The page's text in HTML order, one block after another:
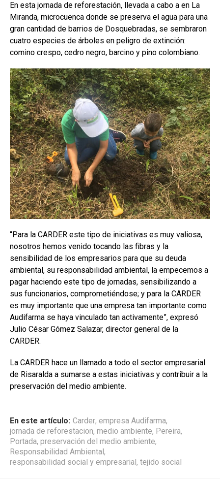
En esta jornada de reforestación, llevada a cabo a en La
Miranda, microcuenca donde se preserva el agua para una
gran cantidad de barrios de Dosquebradas, se sembraron
cuatro especies de árboles en peligro de extinción:
comino crespo, cedro negro, barcino y pino colombiano.
“Para la CARDER este tipo de iniciativas es muy valiosa,
nosotros hemos venido tocando las fibras y la
sensibilidad de los empresarios para que su deuda
ambiental, su responsabilidad ambiental, la empecemos a
pagar haciendo este tipo de jornadas, sensibilizando a
sus funcionarios, comprometiéndose; y para la CARDER
es muy importante que una empresa tan importante como
Audifarma se haya vinculado tan activamente”, expresó
Julio César Gómez Salazar, director general de la
CARDER.
La CARDER hace un llamado a todo el sector empresarial
de Risaralda a sumarse a estas iniciativas y contribuir a la
preservación del medio ambiente.
En este artículo: Carder, empresa Audifarma,
jornada de reforestacion, medio ambiente, Pereira,
Portada, preservación del medio ambiente,
Responsabilidad Ambiental,
responsabilidad social y empresarial, tejido social